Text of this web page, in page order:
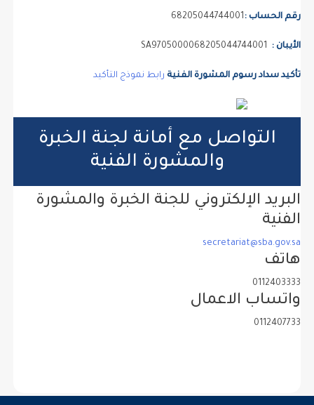
رقم الحساب :68205044744001
الأيبان :SA9705000068205044744001
تأكيد سداد رسوم المشورة الفنيةرابط نموذج التأكيد
التواصل مع أمانة لجنة الخبرة
والمشورة الفنية
البريد الإلكتروني للجنة الخبرة والمشورة
الفنية
secretariat@sba.gov.sa
هاتف
0112403333
واتساب الاعمال
0112407733